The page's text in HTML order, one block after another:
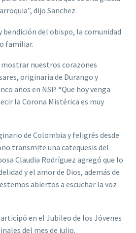
dijo Sanchez.
bendición del obispo, la comunidad
familiar.
mostrar nuestros corazones
originaria de Durango y
años en NSP. “Que hoy venga
la Corona Mistérica es muy
de Colombia y feligrés desde
transmite una catequesis del
Claudia Rodríguez agregó que lo
y el amor de Dios, además de
abiertos a escuchar la voz
en el Jubileo de los Jóvenes
del mes de julio.